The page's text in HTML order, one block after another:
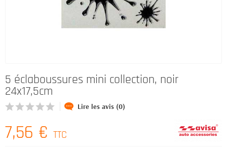
5 éclaboussures mini collection, noir
24x17,5cm
Lire les avis (0)
7,56 € TTC